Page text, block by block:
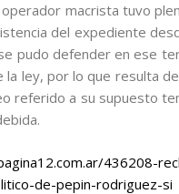
macrista tuvo
del expediente
pudo defender en ese
la ley, por lo que resulta
referido a su supuesto
436208-
de-pepin-rodriguez-si